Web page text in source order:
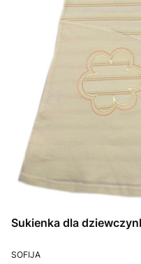
Sukienka dla
PRODUCENT
SOFIJA